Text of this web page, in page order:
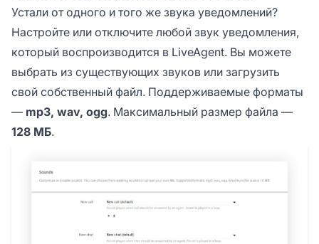
Устали от одного и того же звука уведомлений?
Настройте или отключите любой звук уведомления,
который воспроизводится в LiveAgent. Вы можете
выбрать из существующих звуков или загрузить
свой собственный файл. Поддерживаемые форматы
— mp3, wav, ogg. Максимальный размер файла —
128 МБ.